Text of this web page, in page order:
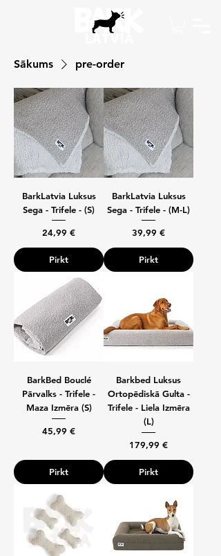
Sākums pre-order
BarkLatvia Luksus
Sega - Trifele - (S)
Cena
24,99 €
Pirkt
BarkLatvia Luksus
Sega - Trifele - (M-L)
Cena
39,99 €
Pirkt
BarkBed Bouclé
Pārvalks - Trifele -
Maza Izmēra (S)
Cena
45,99 €
Pirkt
Barkbed Luksus
Ortopēdiskā Gulta -
Trifele - Liela Izmēra
(L)
Cena
179,99 €
Pirkt